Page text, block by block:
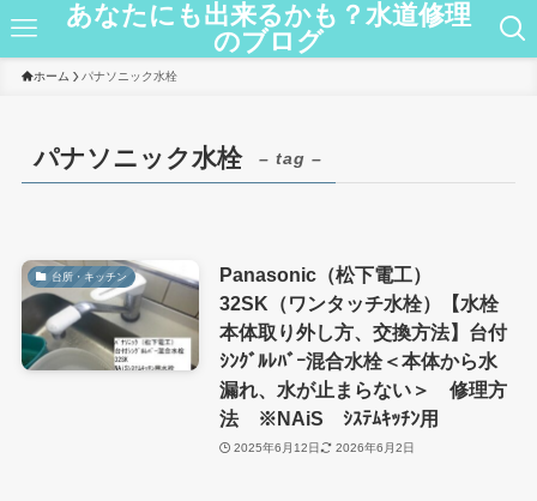
あなたにも出来るかも？水道修理
のブログ
ホーム パナソニック水栓
パナソニック水栓 – tag –
台所・キッチン
Panasonic（松下電工）
32SK（ワンタッチ水栓）【水栓
本体取り外し方、交換方法】台付
ｼﾝｸﾞﾙﾚﾊﾞｰ混合水栓＜本体から水
漏れ、水が止まらない＞ 修理方
法 ※NAiS ｼｽﾃﾑｷｯﾁﾝ用
2025年6月12日 2026年6月2日